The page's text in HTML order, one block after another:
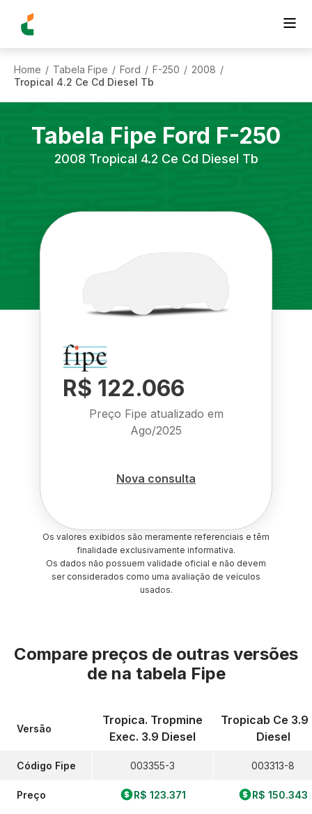
Home / Tabela Fipe / Ford / F-250 / 2008 /
Tropical 4.2 Ce Cd Diesel Tb
Tabela Fipe Ford F-250
2008 Tropical 4.2 Ce Cd Diesel Tb
R$ 122.066
Preço Fipe atualizado em
Ago/2025
Nova consulta
Os valores exibidos são meramente referenciais e têm
finalidade exclusivamente informativa.
Os dados não possuem validade oficial e não devem
ser considerados como uma avaliação de veículos
usados.
Compare preços de outras versões
de na tabela Fipe
Versão
Código Fipe
Preço
Tropica. Tropmine
Exec. 3.9 Diesel
003355-3
R$ 123.371
Tropicab Ce 3.9
Diesel
003313-8
R$ 150.343